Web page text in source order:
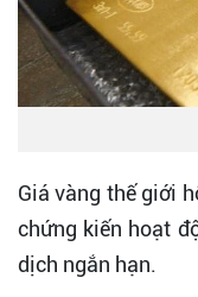
Giá vàng thế giới
chứng kiến hoạt
dịch ngắn hạn.